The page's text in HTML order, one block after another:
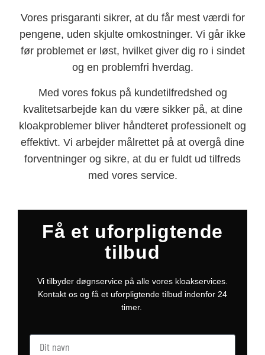
Vores prisgaranti sikrer, at du får mest værdi for
pengene, uden skjulte omkostninger. Vi går ikke
før problemet er løst, hvilket giver dig ro i sindet
og en problemfri hverdag.
Med vores fokus på kundetilfredshed og
kvalitetsarbejde kan du være sikker på, at dine
kloakproblemer bliver håndteret professionelt og
effektivt. Vi arbejder målrettet på at overgå dine
forventninger og sikre, at du er fuldt ud tilfreds
med vores service.
Få et uforpligtende
tilbud
Vi tilbyder døgnservice på alle vores kloakservices.
Kontakt os og få et uforpligtende tilbud indenfor 24
timer.